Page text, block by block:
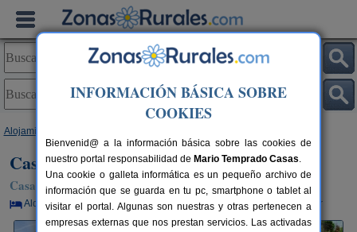
Alojamientos
Casa Rural Hospedaje Javier
Casa Rural en Isla (Cantabria)
Alquiler por habitaciones 2-24+10 plazas 30 km de Santander
INFORMACIÓN BÁSICA SOBRE
COOKIES
Bienvenid@ a la información básica sobre las cookies de
nuestro portal responsabilidad de Mario Temprado Casas.
Una cookie o galleta informática es un pequeño archivo de
información que se guarda en tu pc, smartphone o tablet al
visitar el portal. Algunas son nuestras y otras pertenecen a
empresas externas que nos prestan servicios. Las activadas